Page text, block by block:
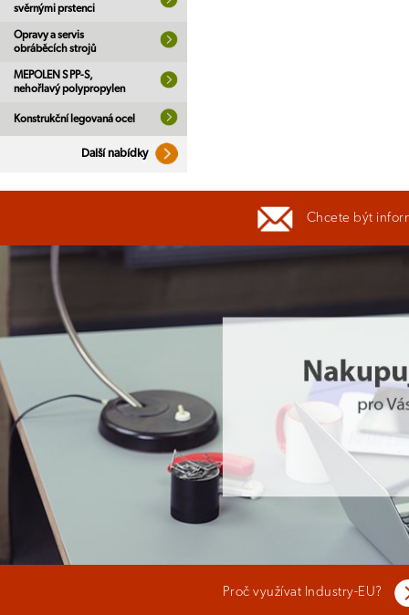
svěrnými prstenci
Opravy a servis
obráběcích strojů
MEPOLEN S PP-S,
nehořlavý polypropylen
Konstrukční legovaná ocel
Další nabídky
Chcete být
Proč využívat Industry-EU?